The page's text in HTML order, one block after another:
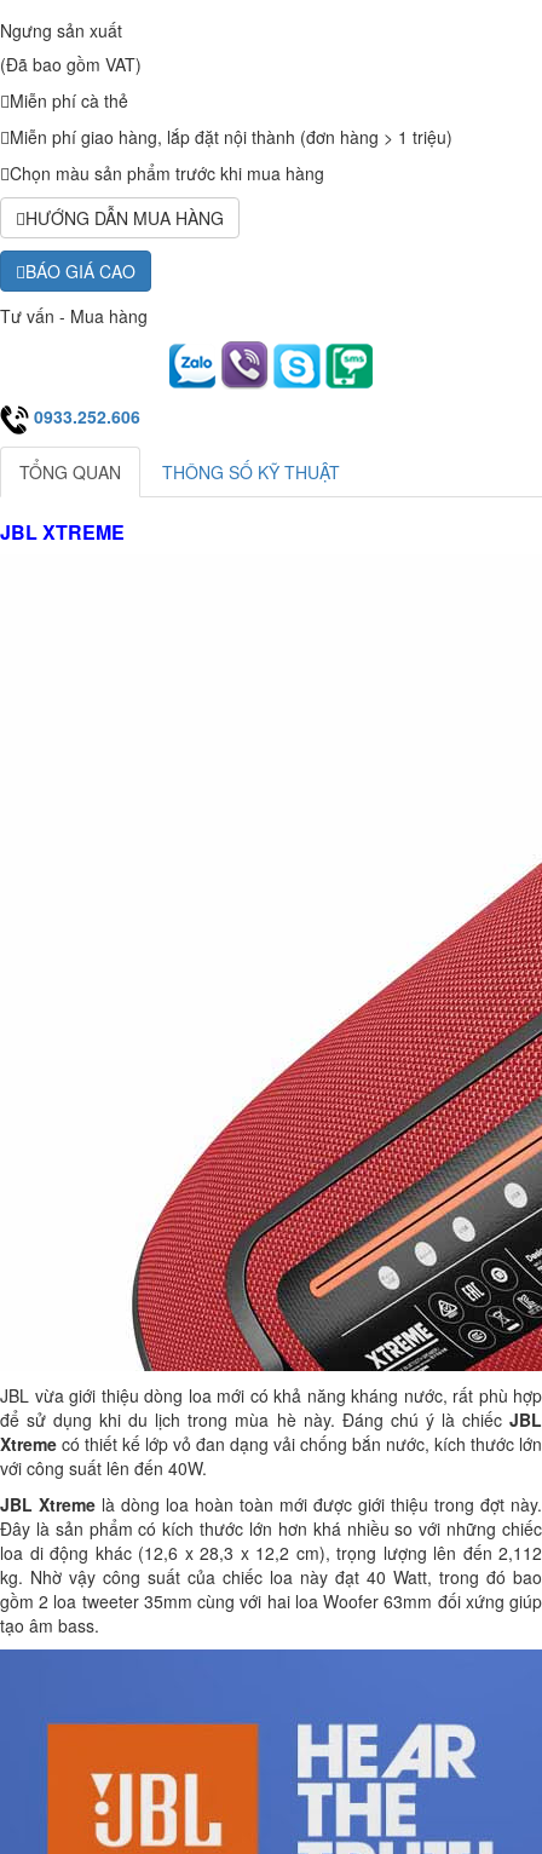
Ngưng sản xuất
(Đã bao gồm VAT)
Miễn phí cà thẻ
Miễn phí giao hàng, lắp đặt nội thành (đơn hàng > 1 triệu)
Chọn màu sản phẩm trước khi mua hàng
HƯỚNG DẪN MUA HÀNG
BÁO GIÁ CAO
Tư vấn - Mua hàng
0933.252.606
TỔNG QUAN THÔNG SỐ KỸ THUẬT
JBL XTREME
JBL vừa giới thiệu dòng loa mới có khả năng kháng nước, rất phù hợp
để sử dụng khi du lịch trong mùa hè này. Đáng chú ý là chiếc JBL
Xtreme có thiết kế lớp vỏ đan dạng vải chống bắn nước, kích thước lớn
với công suất lên đến 40W.
JBL Xtreme là dòng loa hoàn toàn mới được giới thiệu trong đợt này.
Đây là sản phẩm có kích thước lớn hơn khá nhiều so với những chiếc
loa di động khác (12,6 x 28,3 x 12,2 cm), trọng lượng lên đến 2,112
kg. Nhờ vậy công suất của chiếc loa này đạt 40 Watt, trong đó bao
gồm 2 loa tweeter 35mm cùng với hai loa Woofer 63mm đối xứng giúp
tạo âm bass.